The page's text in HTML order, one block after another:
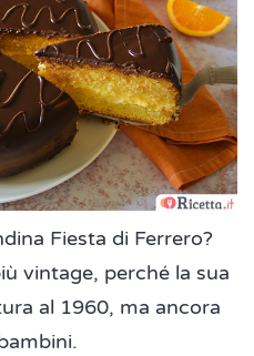
Fiesta di Ferrero?
vintage, perché la sua
al 1960, ma ancora